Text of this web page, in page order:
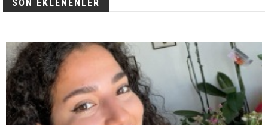
SON EKLENENLER